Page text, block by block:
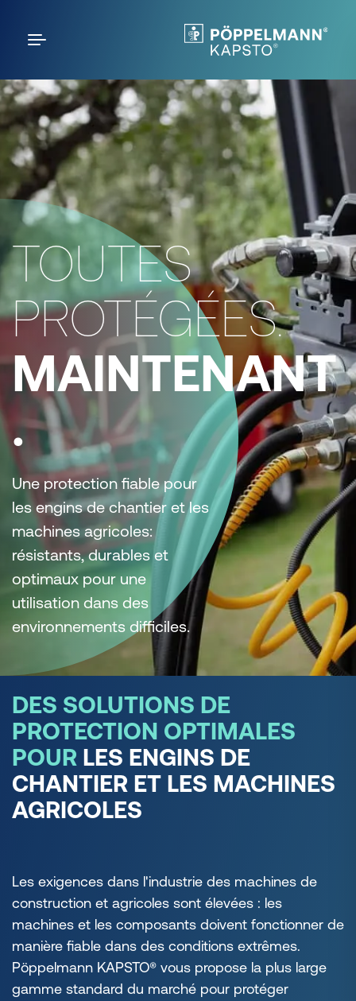
TOUTES
PROTÉGÉES.
MAINTENANT
.
Une protection fiable pour
les engins de chantier et les
machines agricoles:
résistants, durables et
optimaux pour une
utilisation dans des
environnements difficiles.
DES SOLUTIONS DE
PROTECTION OPTIMALES
POUR LES ENGINS DE
CHANTIER ET LES MACHINES
AGRICOLES
Les exigences dans l'industrie des machines de
construction et agricoles sont élevées : les
machines et les composants doivent fonctionner de
manière fiable dans des conditions extrêmes.
Pöppelmann KAPSTO® vous propose la plus large
gamme standard du marché pour protéger